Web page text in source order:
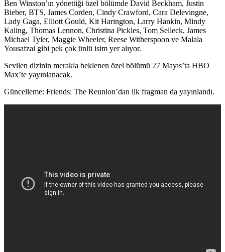
Ben Winston’ın yönettiği özel bölümde David Beckham, Justin
Bieber, BTS, James Corden, Cindy Crawford, Cara Delevingne,
Lady Gaga, Elliott Gould, Kit Harington, Larry Hankin, Mindy
Kaling, Thomas Lennon, Christina Pickles, Tom Selleck, James
Michael Tyler, Maggie Wheeler, Reese Witherspoon ve Malala
Yousafzai gibi pek çok ünlü isim yer alıyor.
Sevilen dizinin merakla beklenen özel bölümü 27 Mayıs’ta HBO
Max’te yayınlanacak.
Güncelleme: Friends: The Reunion’dan ilk fragman da yayınlandı.